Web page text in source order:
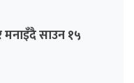
साउन १५